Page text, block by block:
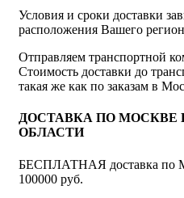
Условия и сроки доставки
расположения Вашего
Отправляем транспортной
Стоимость доставки до
такая же как по заказам в
ДОСТАВКА ПО
ОБЛАСТИ
БЕСПЛАТНАЯ доставка по
100000 руб.